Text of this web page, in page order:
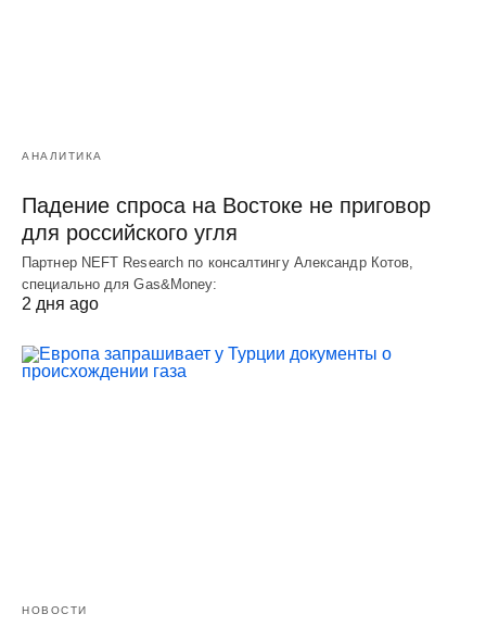
АНАЛИТИКА
Падение спроса на Востоке не приговор
для российского угля
Партнер NEFT Research по консалтингу Александр Котов,
специально для Gas&Money:
2 дня ago
НОВОСТИ